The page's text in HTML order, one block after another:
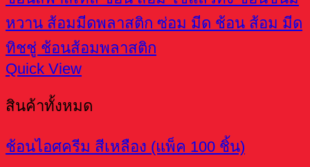
Quick View
สินค้าทั้งหมด
ช้อนไอศครีม สีเหลือง (แพ็ค 100 ชิ้น)